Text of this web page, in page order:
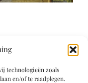
technologieën zoals
en/of te raadplegen.
byROCK Design